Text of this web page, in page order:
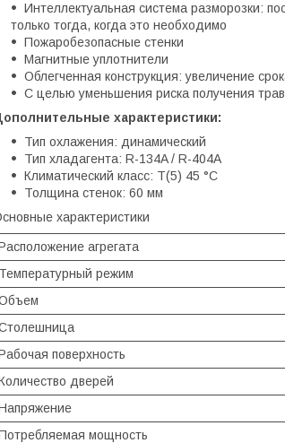
Интеллектуальная система разморозки:
только тогда, когда это необходимо
Пожаробезопасные стенки
Магнитные уплотнители
Облегченная конструкция: увеличение
С целью уменьшения риска получения
характеристики:
Тип охлажения: динамический
Тип хладагента: R-134A / R-404A
Климатический класс: T(5) 45 °С
Толщина стенок: 60 мм
характеристики
агрегата
режим
поверхность
дверей
мощность